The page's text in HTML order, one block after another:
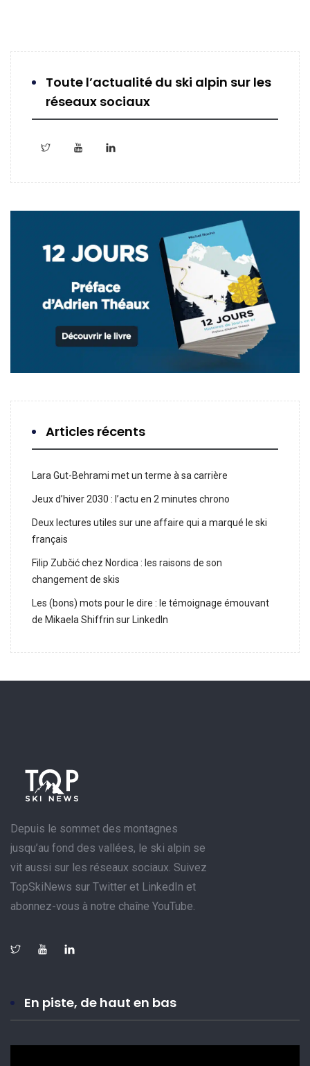
Toute l’actualité du ski alpin sur les
réseaux sociaux
Articles récents
Lara Gut-Behrami met un terme à sa carrière
Jeux d’hiver 2030 : l’actu en 2 minutes chrono
Deux lectures utiles sur une affaire qui a marqué le ski
français
Filip Zubčić chez Nordica : les raisons de son
changement de skis
Les (bons) mots pour le dire : le témoignage émouvant
de Mikaela Shiffrin sur LinkedIn
Depuis le sommet des montagnes
jusqu’au fond des vallées, le ski alpin se
vit aussi sur les réseaux sociaux. Suivez
TopSkiNews sur Twitter et LinkedIn et
abonnez-vous à notre chaîne YouTube.
En piste, de haut en bas